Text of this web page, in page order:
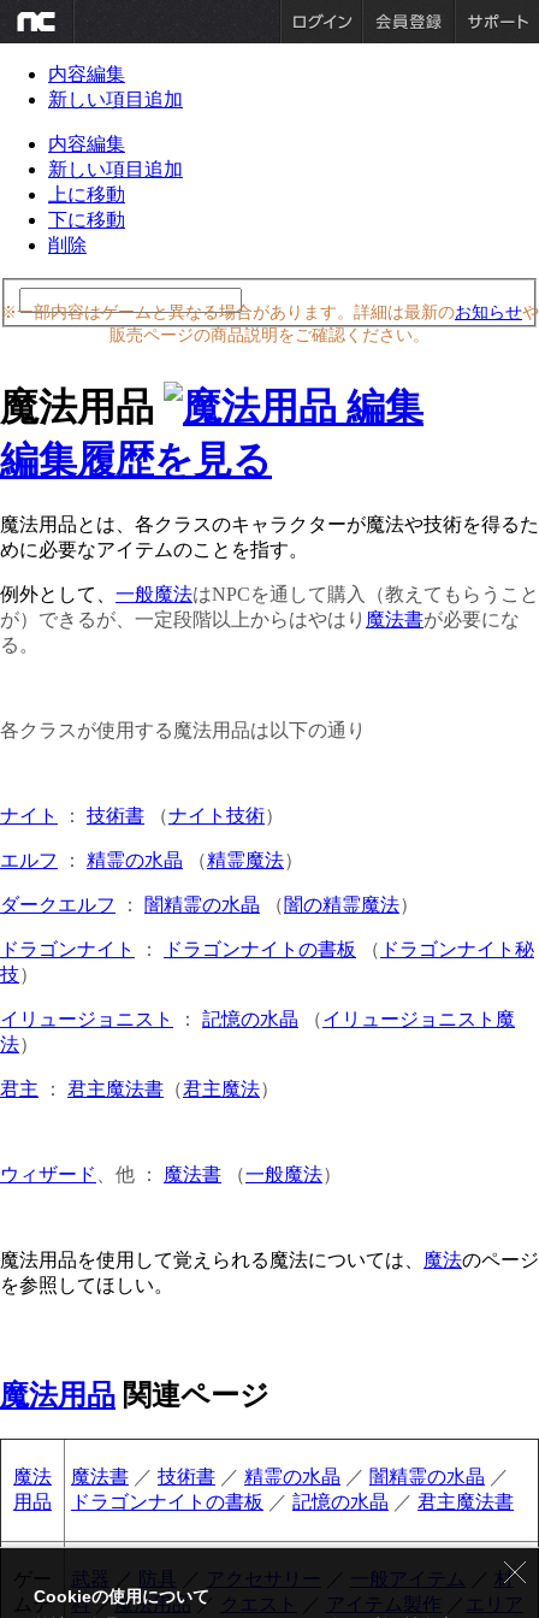
内容編集
新しい項目追加
内容編集
新しい項目追加
上に移動
下に移動
削除
※一部内容はゲームと異なる場合があります。詳細は最新のお知らせや
販売ページの商品説明をご確認ください。
魔法用品
編集履歴を見る
魔法用品とは、各クラスのキャラクターが魔法や技術を得るた
めに必要なアイテムのことを指す。
例外として、 一般魔法はNPCを通して購入（教えてもらうこと
が）できるが、一定段階以上からはやはり 魔法書が必要にな
る。
各クラスが使用する魔法用品は以下の通り
ナイト ： 技術書 （ナイト技術）
エルフ ： 精霊の水晶 （精霊魔法）
ダークエルフ ： 闇精霊の水晶 （闇の精霊魔法）
ドラゴンナイト ： ドラゴンナイトの書板 （ ドラゴンナイト秘
技）
イリュージョニスト ： 記憶の水晶 （イリュージョニスト魔
法）
君主 ： 君主魔法書 （君主魔法）
ウィザード 、他 ： 魔法書 （一般魔法）
魔法用品を使用して覚えられる魔法については、 魔法のページ
を参照してほしい。
魔法用品 関連ページ
魔法
用品
魔法書 ／ 技術書 ／ 精霊の水晶 ／ 闇精霊の水晶 ／
ドラゴンナイトの書板 ／ 記憶の水晶 ／ 君主魔法書
ゲー
ムデ
武器 防具 アクセサリー 一般アイテム
材
料／魔法用品／ クエスト アイテム製作 エリア
Cookieの使用について